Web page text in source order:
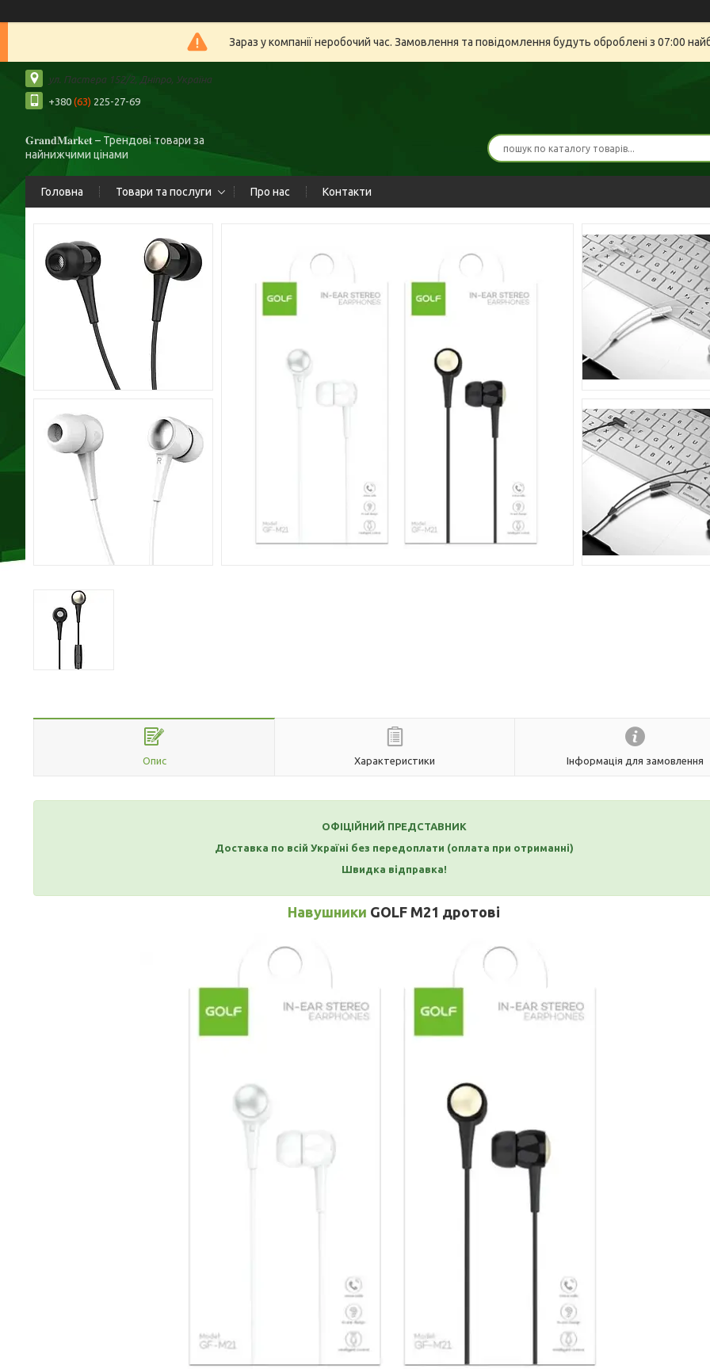
Зараз у компанії неробочий час. Замовлення та повідомлення будуть оброблені з 07:00
ул. Пастера 152/2, Дніпро, Україна
+380 (63) 225-27-69
𝐆𝐫𝐚𝐧𝐝𝐌𝐚𝐫𝐤𝐞𝐭 – Трендові товари за
найнижчими цінами
Головна Товари та послуги Про нас Контакти
Опис Характеристики Інформація для замовлення
ОФІЦІЙНИЙ ПРЕДСТАВНИК
Доставка по всій Україні без передоплати (оплата при отриманні)
Швидка відправка!
Навушники GOLF M21 дротові